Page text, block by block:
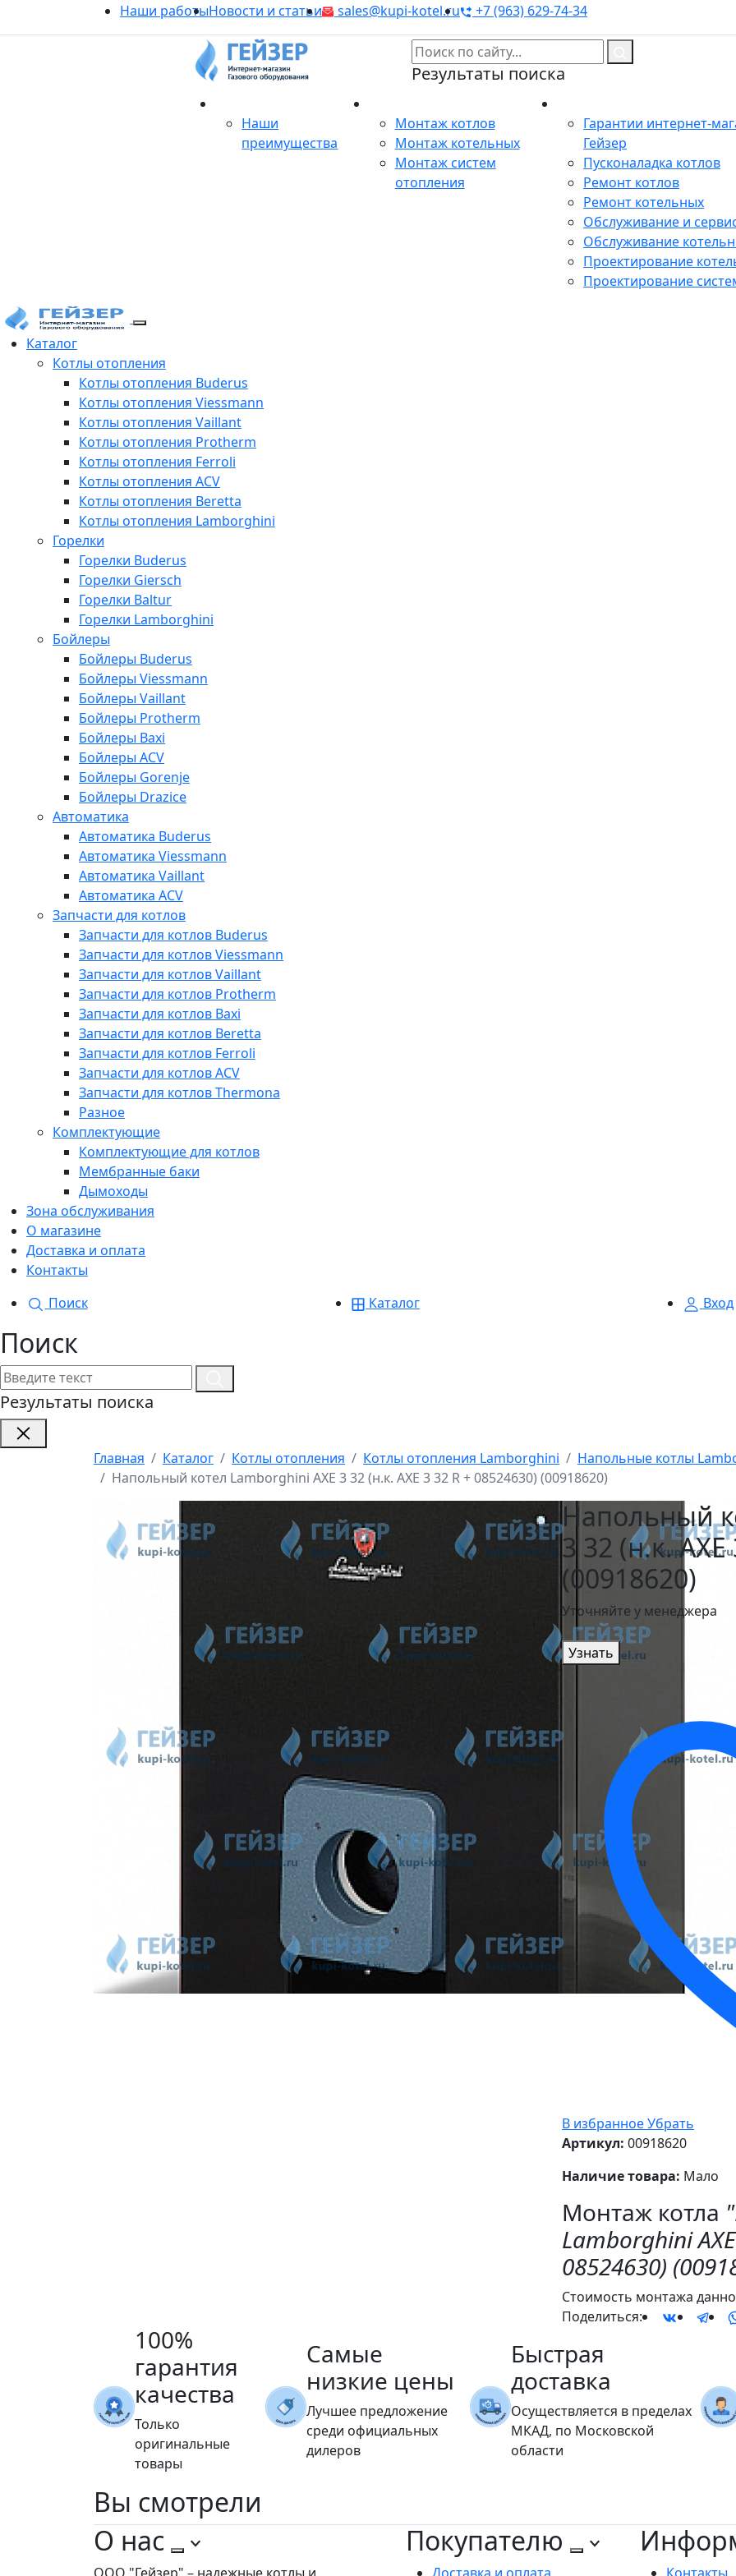
Наши работыНовости и статьи sales@kupi-kotel.ru +7 (963) 629-74-34
Результаты поиска
Наши
преимущества
Монтаж котлов
Монтаж котельных
Монтаж систем
отопления
Гарантии интернет-
Гейзер
Пусконаладка котлов
Ремонт котлов
Ремонт котельных
Обслуживание и
Обслуживание
Проектирование
Проектирование
Каталог
Котлы отопления
Котлы отопления Buderus
Котлы отопления Viessmann
Котлы отопления Vaillant
Котлы отопления Protherm
Котлы отопления Ferroli
Котлы отопления ACV
Котлы отопления Beretta
Котлы отопления Lamborghini
Горелки
Горелки Buderus
Горелки Giersch
Горелки Baltur
Горелки Lamborghini
Бойлеры
Бойлеры Buderus
Бойлеры Viessmann
Бойлеры Vaillant
Бойлеры Protherm
Бойлеры Baxi
Бойлеры ACV
Бойлеры Gorenje
Бойлеры Drazice
Автоматика
Автоматика Buderus
Автоматика Viessmann
Автоматика Vaillant
Автоматика ACV
Запчасти для котлов
Запчасти для котлов Buderus
Запчасти для котлов Viessmann
Запчасти для котлов Vaillant
Запчасти для котлов Protherm
Запчасти для котлов Baxi
Запчасти для котлов Beretta
Запчасти для котлов Ferroli
Запчасти для котлов ACV
Запчасти для котлов Thermona
Разное
Комплектующие
Комплектующие для котлов
Мембранные баки
Дымоходы
Зона обслуживания
О магазине
Доставка и оплата
Контакты
Поиск
Каталог Вход
Поиск
Результаты поиска
Главная Каталог Котлы отопления Котлы отопления Lamborghini
Напольные котлы
Напольный котел Lamborghini AXE 3 32 (н.к. AXE 3 32 R + 08524630) (00918620)
Напольный
3 32 (н.к.
(00918620)
Уточняйте у менеджера
Узнать
В избранноеУбрать
Артикул: 00918620
Наличие товара: Мало
Монтаж котла
Lamborghini
08524630)
Стоимость монтажа
Поделиться:
100%
гарантия
качества
Только
оригинальные
товары
Самые
низкие цены
Лучшее предложение
среди официальных
дилеров
Быстрая
доставка
Осуществляется в пределах
МКАД, по Московской
области
Вы смотрели
О нас
Покупателю